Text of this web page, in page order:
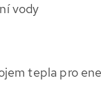
vody
tepla pro